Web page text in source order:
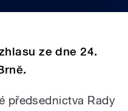
ze dne 24.
předsednictva Rady